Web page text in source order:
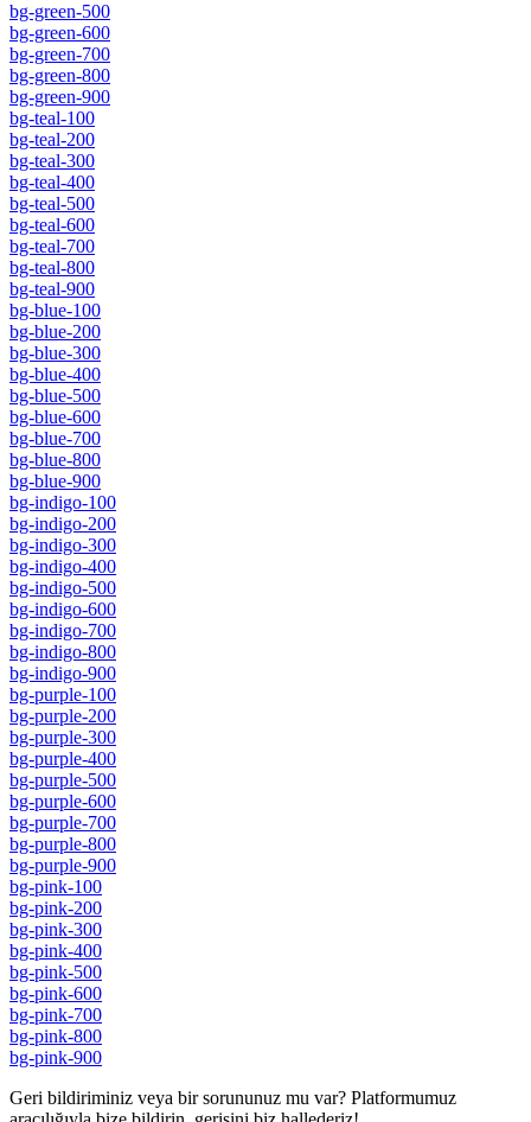
bg-green-500
bg-green-600
bg-green-700
bg-green-800
bg-green-900
bg-teal-100
bg-teal-200
bg-teal-300
bg-teal-400
bg-teal-500
bg-teal-600
bg-teal-700
bg-teal-800
bg-teal-900
bg-blue-100
bg-blue-200
bg-blue-300
bg-blue-400
bg-blue-500
bg-blue-600
bg-blue-700
bg-blue-800
bg-blue-900
bg-indigo-100
bg-indigo-200
bg-indigo-300
bg-indigo-400
bg-indigo-500
bg-indigo-600
bg-indigo-700
bg-indigo-800
bg-indigo-900
bg-purple-100
bg-purple-200
bg-purple-300
bg-purple-400
bg-purple-500
bg-purple-600
bg-purple-700
bg-purple-800
bg-purple-900
bg-pink-100
bg-pink-200
bg-pink-300
bg-pink-400
bg-pink-500
bg-pink-600
bg-pink-700
bg-pink-800
bg-pink-900
Geri bildiriminiz veya bir sorununuz mu var? Platformumuz